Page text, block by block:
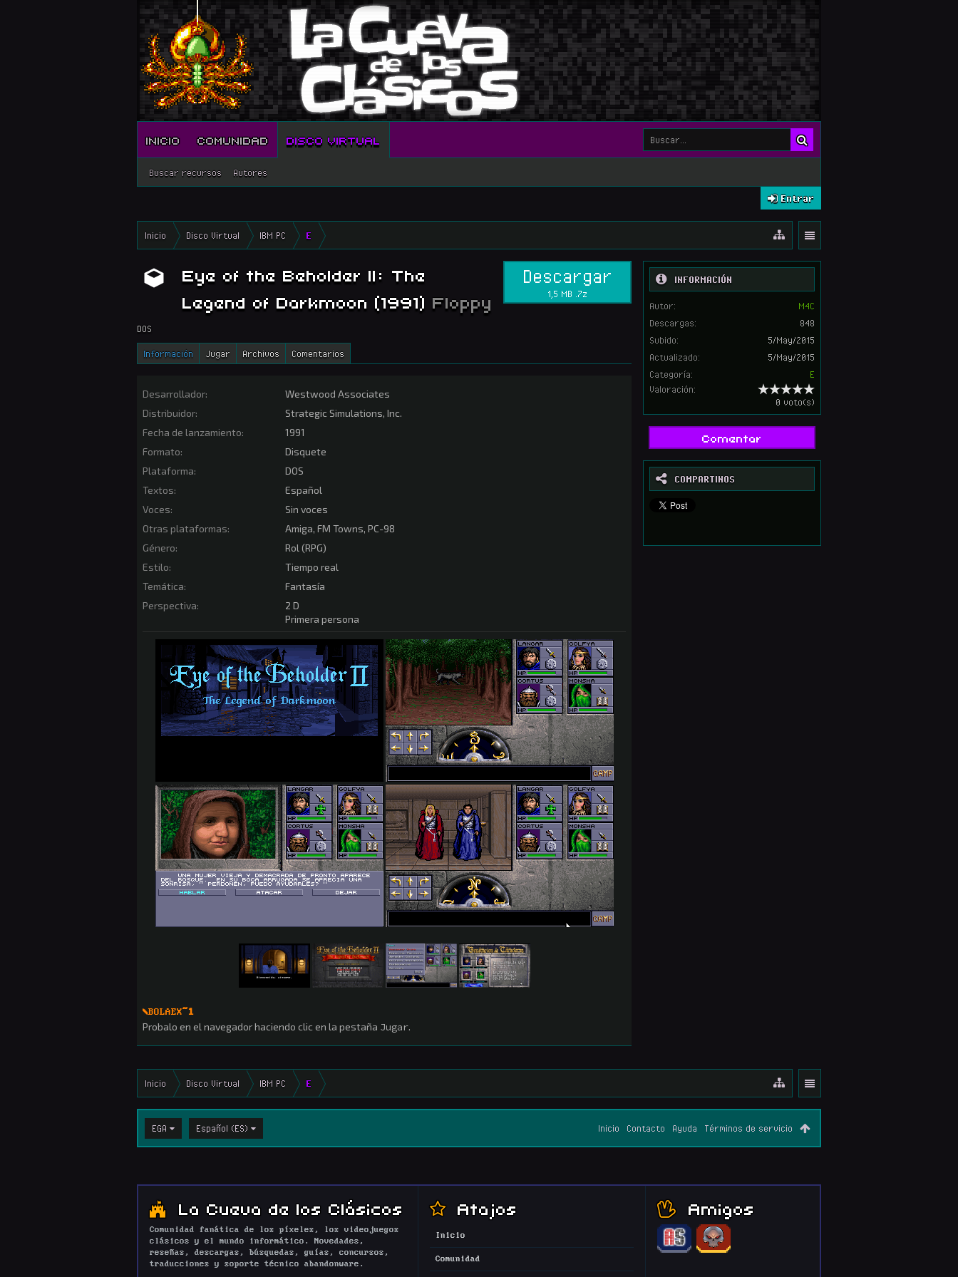
INICIO COMUNIDAD DISCO VIRTUAL
Buscar recursos Autores
Entrar
Inicio Disco Virtual IBM PC E
Descargar
1,5 MB .7z
Eye of the Beholder II: The
Legend of Darkmoon (1991) Floppy
DOS
Información Jugar Archivos Comentarios
Desarrollador:
Westwood Associates
Distribuidor:
Strategic Simulations, Inc.
Fecha de lanzamiento:
1991
Formato:
Disquete
Plataforma:
DOS
Textos:
Español
Voces:
Sin voces
Otras plataformas:
Amiga, FM Towns, PC-98
Género:
Rol (RPG)
Estilo:
Tiempo real
Temática:
Fantasía
Perspectiva:
2 D
Primera persona
\BOLAEX~1
Probalo en el navegador haciendo clic en la pestaña Jugar.
INFORMACIÓN
Autor:
M4C
Descargas:
848
Subido:
5/May/2015
Actualizado:
5/May/2015
Categoría:
E
Valoración:
0 voto(s)
Comentar
COMPARTINOS
Inicio Disco Virtual IBM PC E
EGA Español (ES) Inicio Contacto Ayuda Términos de servicio
La Cueva de los Clásicos
Comunidad fanática de los píxeles, los videojuegos
clásicos y el mundo informático. Novedades,
reseñas, descargas, búsquedas, guías, concursos,
traducciones y soporte técnico abandonware.
Atajos
Inicio
Comunidad
Amigos